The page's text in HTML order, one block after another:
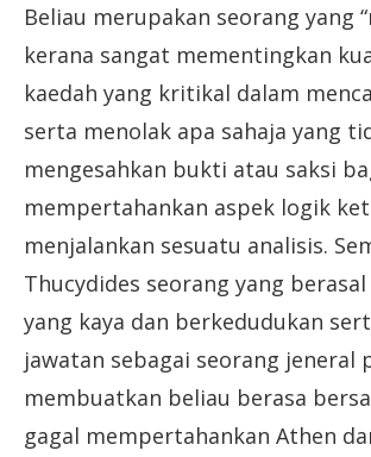
Beliau merupakan seorang yang
kerana sangat mementingkan
kaedah yang kritikal dalam
serta menolak apa sahaja yang
mengesahkan bukti atau saksi
mempertahankan aspek logik
menjalankan sesuatu analisis.
Thucydides seorang yang
yang kaya dan berkedudukan
jawatan sebagai seorang jeneral
membuatkan beliau berasa
gagal mempertahankan Athen